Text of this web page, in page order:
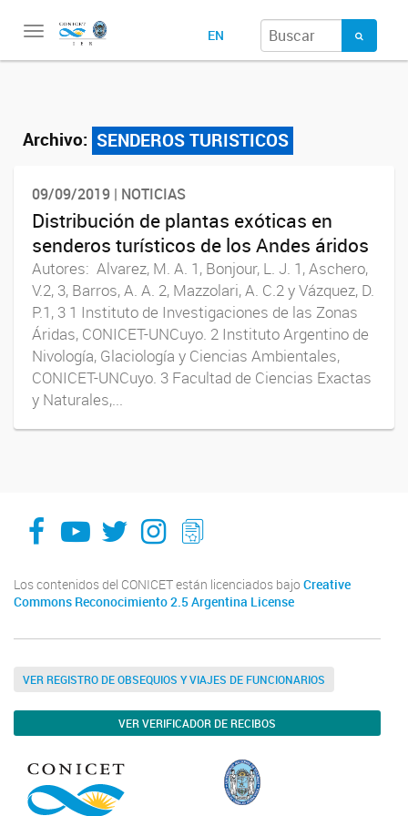
Toggle
EN
Archivo: SENDEROS TURISTICOS
09/09/2019 | NOTICIAS
Distribución de plantas exóticas en
senderos turísticos de los Andes áridos
Autores: Alvarez, M. A. 1, Bonjour, L. J. 1, Aschero,
V.2, 3, Barros, A. A. 2, Mazzolari, A. C.2 y Vázquez, D.
P.1, 3 1 Instituto de Investigaciones de las Zonas
Áridas, CONICET-UNCuyo. 2 Instituto Argentino de
Nivología, Glaciología y Ciencias Ambientales,
CONICET-UNCuyo. 3 Facultad de Ciencias Exactas
y Naturales,...
facebook
youtube
Twitter
Instagram
LeChasquier Boletin Digital 70
Los contenidos del CONICET están licenciados bajo Creative
Commons Reconocimiento 2.5 Argentina License
VER REGISTRO DE OBSEQUIOS Y VIAJES DE FUNCIONARIOS
VER VERIFICADOR DE RECIBOS